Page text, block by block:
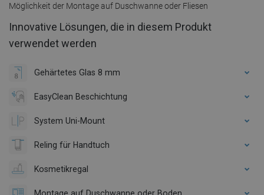
Möglichkeit der Montage auf Duschwanne oder Fliesen
Innovative Lösungen, die in diesem Produkt
verwendet werden
Gehärtetes Glas 8 mm
EasyClean Beschichtung
System Uni-Mount
Reling für Handtuch
Kosmetikregal
Montage auf Duschwanne oder Boden